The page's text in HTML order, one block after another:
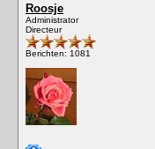
Roosje
Administrator
Directeur
Berichten: 1081